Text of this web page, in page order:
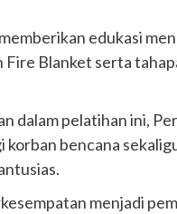
edukasi
Blanket serta
dalam pelatihan ini,
bencana
menjadi